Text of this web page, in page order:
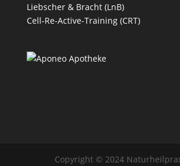
Liebscher & Bracht (LnB)
Cell-Re-Active-Training (CRT)
Copyright © 2024